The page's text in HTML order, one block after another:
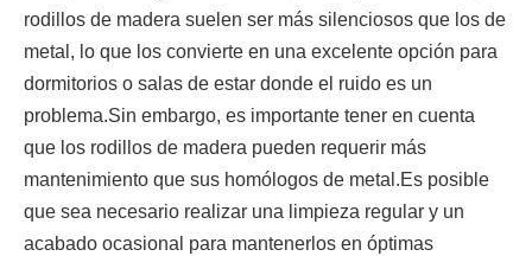
rodillos de madera suelen ser más silenciosos que los de
metal, lo que los convierte en una excelente opción para
dormitorios o salas de estar donde el ruido es un
problema.Sin embargo, es importante tener en cuenta
que los rodillos de madera pueden requerir más
mantenimiento que sus homólogos de metal.Es posible
que sea necesario realizar una limpieza regular y un
acabado ocasional para mantenerlos en óptimas